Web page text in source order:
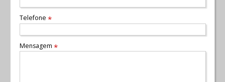
Telefone *
Mensagem *